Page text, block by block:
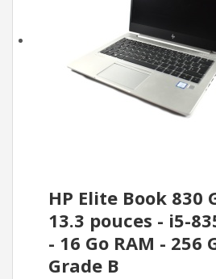
HP Elite Book 830
13.3 pouces - i5-
- 16 Go RAM - 256
Grade B